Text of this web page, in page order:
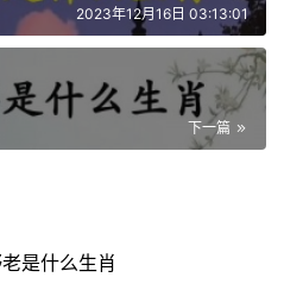
2023年12月16日 03:13:01
下一篇
是什么生肖